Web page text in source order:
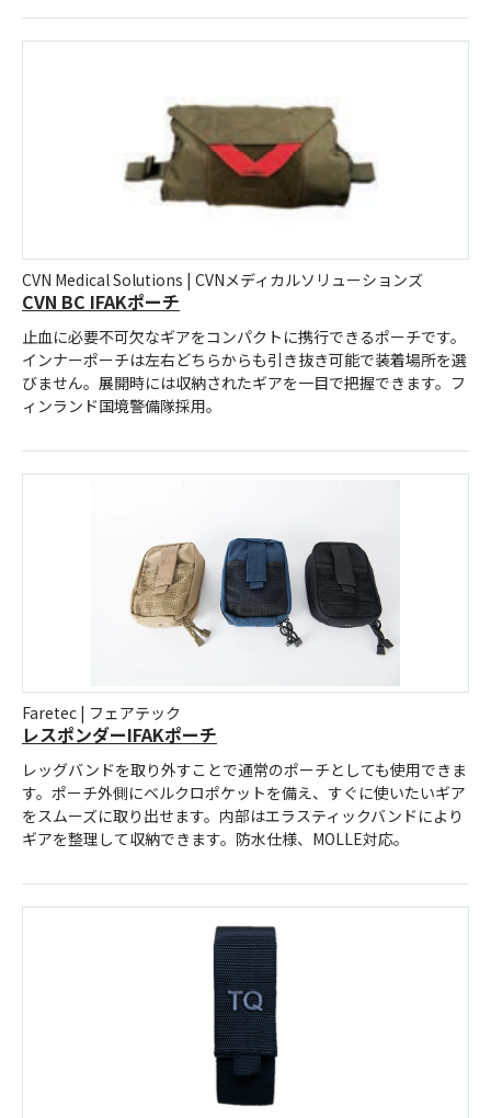
CVN Medical Solutions | CVNメディカルソリューションズ
CVN BC IFAKポーチ
止血に必要不可欠なギアをコンパクトに携行できるポーチです。
インナーポーチは左右どちらからも引き抜き可能で装着場所を選
びません。展開時には収納されたギアを一目で把握できます。フ
ィンランド国境警備隊採用。
Faretec | フェアテック
レスポンダーIFAKポーチ
レッグバンドを取り外すことで通常のポーチとしても使用できま
す。ポーチ外側にベルクロポケットを備え、すぐに使いたいギア
をスムーズに取り出せます。内部はエラスティックバンドにより
ギアを整理して収納できます。防水仕様、MOLLE対応。